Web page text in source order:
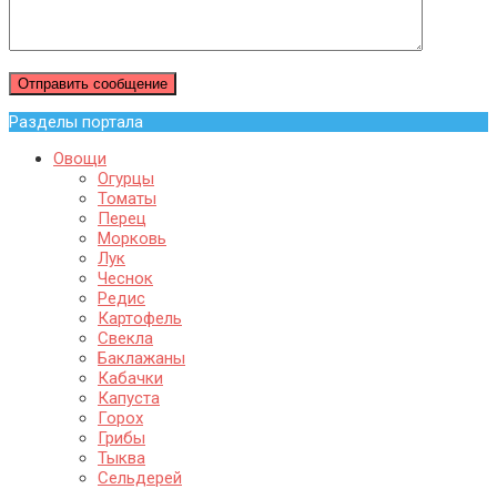
Разделы портала
Овощи
Огурцы
Томаты
Перец
Морковь
Лук
Чеснок
Редис
Картофель
Свекла
Баклажаны
Кабачки
Капуста
Горох
Грибы
Тыква
Сельдерей